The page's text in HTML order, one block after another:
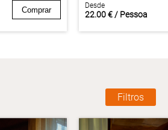
Comprar Desde
22.00 € / Pessoa
Filtros